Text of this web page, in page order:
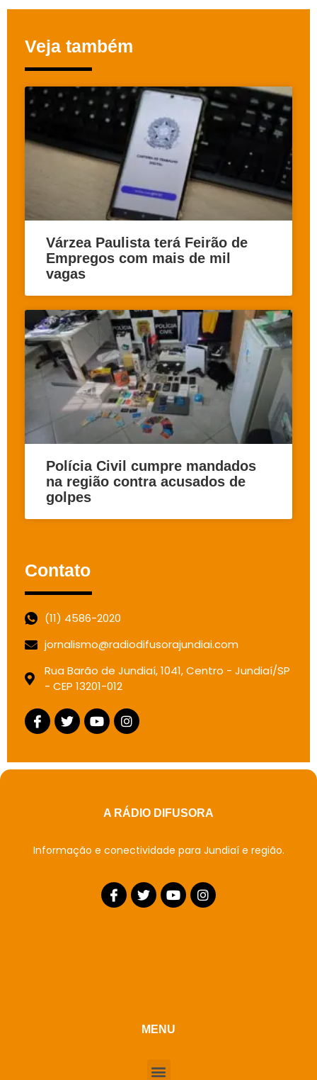
Veja também
Várzea Paulista terá Feirão de
Empregos com mais de mil
vagas
Polícia Civil cumpre mandados
na região contra acusados de
golpes
Contato
(11) 4586-2020
jornalismo@radiodifusorajundiai.com
Rua Barão de Jundiaí, 1041, Centro - Jundiaí/SP
- CEP 13201-012
A RÁDIO DIFUSORA
Informação e conectividade para Jundiaí e região.
MENU